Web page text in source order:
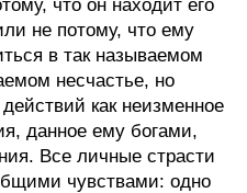
что он находит его
не потому, что ему
в так называемом
несчастье, но
как неизменное
данное ему богами,
Все личные страсти
чувствами: одно